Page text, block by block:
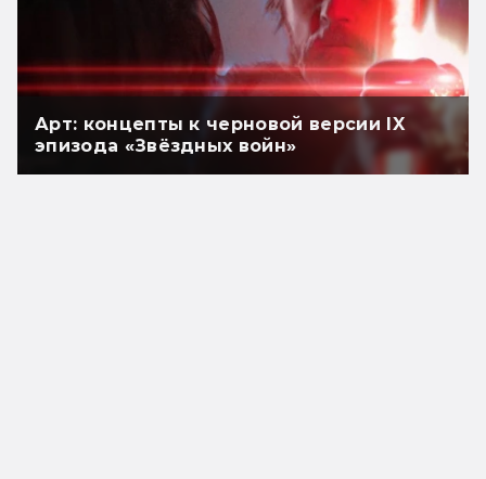
Арт: концепты к черновой версии IX
эпизода «Звёздных войн»